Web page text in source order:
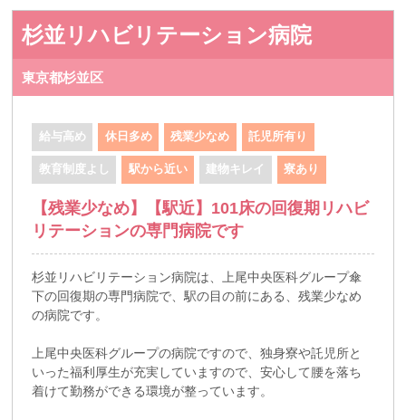
杉並リハビリテーション病院
東京都杉並区
給与高め 休日多め 残業少なめ 託児所有り
教育制度よし 駅から近い 建物キレイ 寮あり
【残業少なめ】【駅近】101床の回復期リハビ
リテーションの専門病院です
杉並リハビリテーション病院は、上尾中央医科グループ傘
下の回復期の専門病院で、駅の目の前にある、残業少なめ
の病院です。
上尾中央医科グループの病院ですので、独身寮や託児所と
いった福利厚生が充実していますので、安心して腰を落ち
着けて勤務ができる環境が整っています。